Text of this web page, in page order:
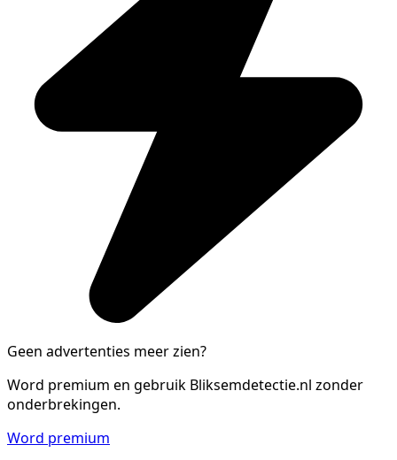
Geen advertenties meer zien?
Word premium en gebruik Bliksemdetectie.nl zonder
onderbrekingen.
Word premium